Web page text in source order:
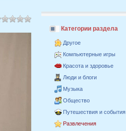
Категории раздела
Другое
Компьютерные игры
Красота и здоровье
Люди и блоги
Музыка
Общество
Путешествия и события
Развлечения